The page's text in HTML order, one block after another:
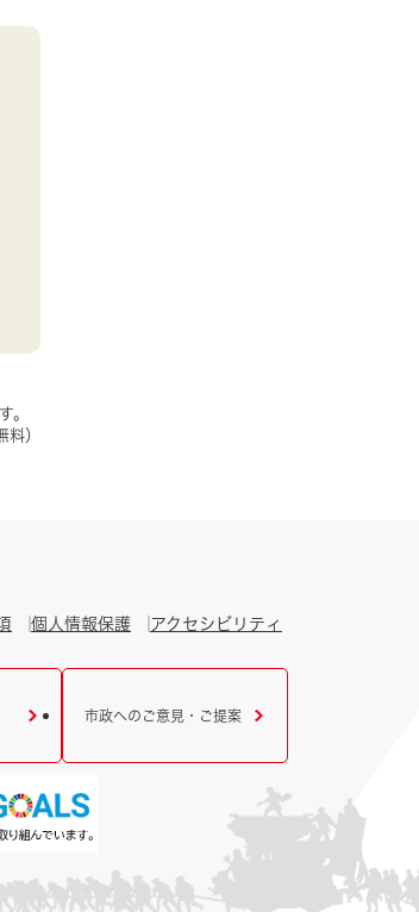
。
）
個人情報保護 アクセシビリティ
市政へのご意見・ご提案